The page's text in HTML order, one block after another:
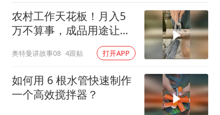
农村工作天花板！月入5
万不算事，成品用途让多
奥特曼讲故事08 4跟贴 打开APP
如何用 6 根水管快速制作
一个高效搅拌器？